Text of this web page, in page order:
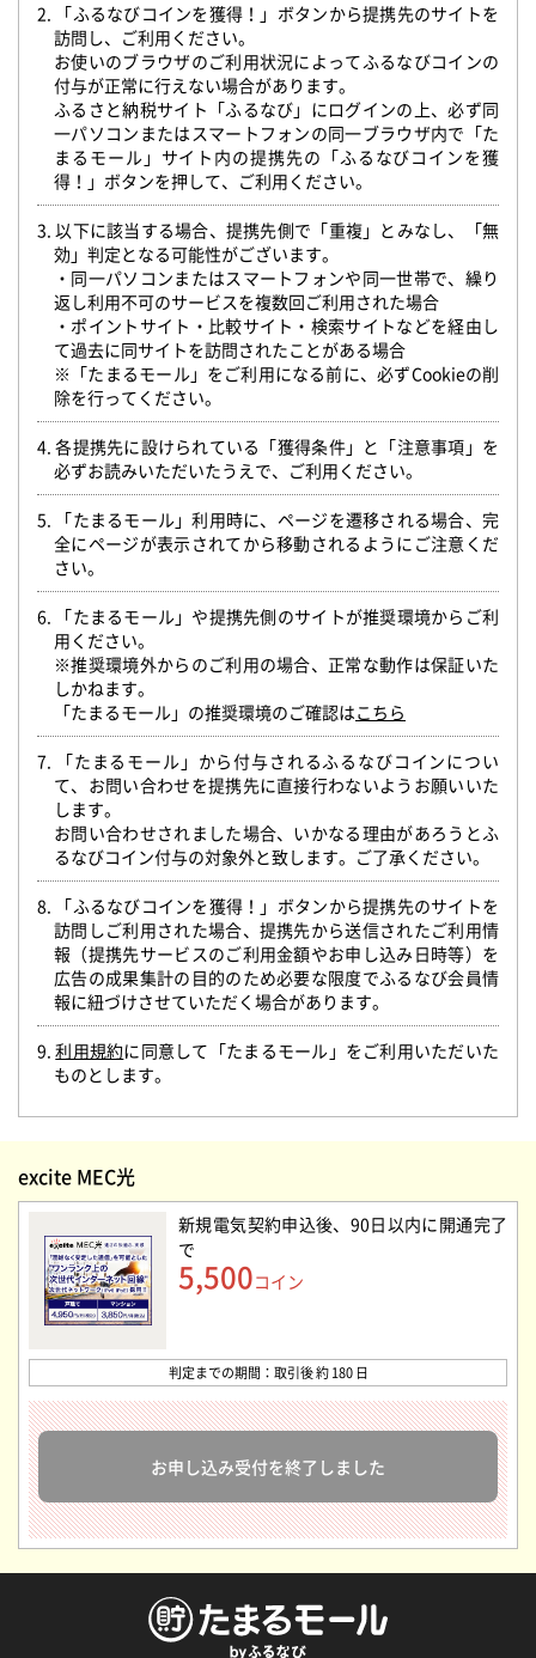
2. 「ふるなびコインを獲得！」ボタンから提携先のサイトを
訪問し、ご利用ください。
お使いのブラウザのご利用状況によってふるなびコインの
付与が正常に行えない場合があります。
ふるさと納税サイト「ふるなび」にログインの上、必ず同
一パソコンまたはスマートフォンの同一ブラウザ内で「た
まるモール」サイト内の提携先の「ふるなびコインを獲
得！」ボタンを押して、ご利用ください。
3. 以下に該当する場合、提携先側で「重複」とみなし、「無
効」判定となる可能性がございます。
・同一パソコンまたはスマートフォンや同一世帯で、繰り
返し利用不可のサービスを複数回ご利用された場合
・ポイントサイト・比較サイト・検索サイトなどを経由し
て過去に同サイトを訪問されたことがある場合
※「たまるモール」をご利用になる前に、必ずCookieの削
除を行ってください。
4. 各提携先に設けられている「獲得条件」と「注意事項」を
必ずお読みいただいたうえで、ご利用ください。
5. 「たまるモール」利用時に、ページを遷移される場合、完
全にページが表示されてから移動されるようにご注意くだ
さい。
6. 「たまるモール」や提携先側のサイトが推奨環境からご利
用ください。
※推奨環境外からのご利用の場合、正常な動作は保証いた
しかねます。
「たまるモール」の推奨環境のご確認はこちら
7. 「たまるモール」から付与されるふるなびコインについ
て、お問い合わせを提携先に直接行わないようお願いいた
します。
お問い合わせされました場合、いかなる理由があろうとふ
るなびコイン付与の対象外と致します。ご了承ください。
8. 「ふるなびコインを獲得！」ボタンから提携先のサイトを
訪問しご利用された場合、提携先から送信されたご利用情
報（提携先サービスのご利用金額やお申し込み日時等）を
広告の成果集計の目的のため必要な限度でふるなび会員情
報に紐づけさせていただく場合があります。
9.利用規約に同意して「たまるモール」をご利用いただいた
ものとします。
excite MEC光
新規電気契約申込後、90日以内に開通完了
で
5,500コイン
判定までの期間：取引後 約 180 日
お申し込み受付を終了しました